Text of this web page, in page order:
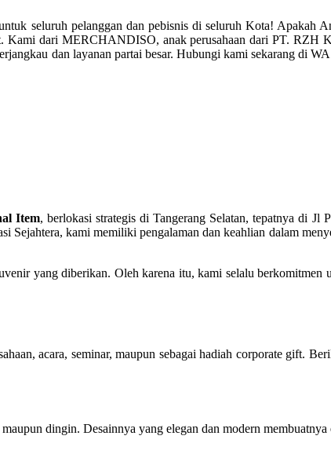
seluruh pelanggan dan pebisnis di seluruh Kota! Apakah
dari MERCHANDISO, anak perusahaan dari PT. RZH
dan layanan partai besar. Hubungi kami sekarang di
Item, berlokasi strategis di Tangerang Selatan, tepatnya di Jl
kami memiliki pengalaman dan keahlian dalam
yang diberikan. Oleh karena itu, kami selalu berkomitmen
acara, seminar, maupun sebagai hadiah corporate gift.
dingin. Desainnya yang elegan dan modern membuatnya